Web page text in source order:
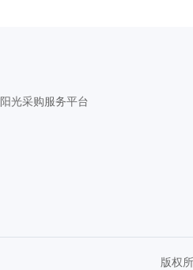
阳光采购服务平台
版权